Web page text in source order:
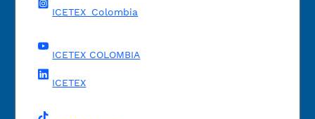
ICETEX_Colombia
ICETEX COLOMBIA
ICETEX